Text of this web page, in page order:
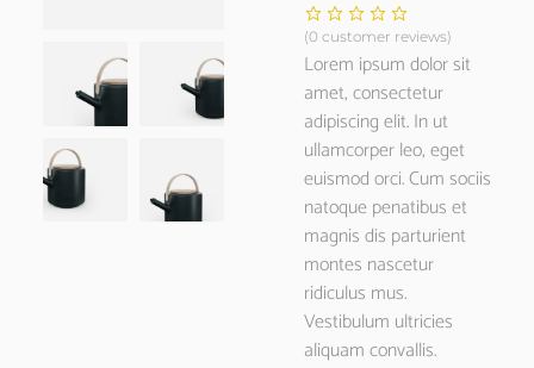
(0 customer reviews)
Lorem ipsum dolor sit
amet, consectetur
adipiscing elit. In ut
ullamcorper leo, eget
euismod orci. Cum sociis
natoque penatibus et
magnis dis parturient
montes nascetur
ridiculus mus.
Vestibulum ultricies
aliquam convallis.